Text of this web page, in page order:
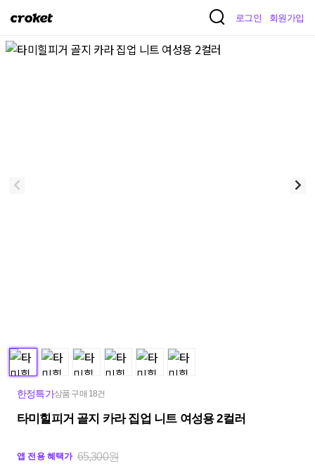
크
켓
로그인 회원가입
한정특가상품 구매 18건
타미힐피거 골지 카라 집업 니트 여성용 2컬러
앱 전용 혜택가 65,300원